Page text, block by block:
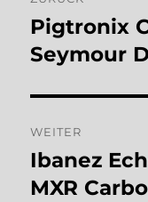
Vorheriger
Beitrag:
Pigtronix
Seymour
WEITER
Nächster
Beitrag:
Ibanez
MXR